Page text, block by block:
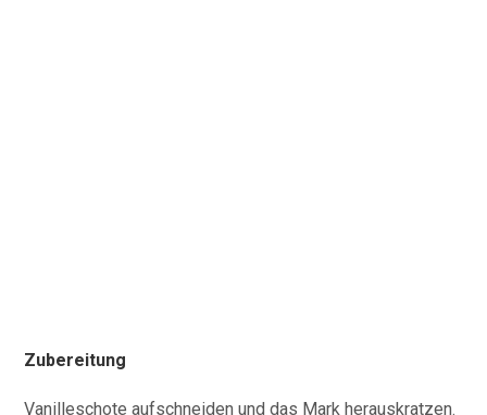
Zubereitung
Vanilleschote aufschneiden und das Mark herauskratzen.